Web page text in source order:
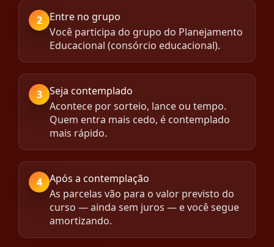
2
Entre no grupo
Você participa do grupo do Planejamento
Educacional (consórcio educacional).
3 Seja contemplado
Acontece por sorteio, lance ou tempo.
Quem entra mais cedo, é contemplado
mais rápido.
4 Após a contemplação
As parcelas vão para o valor previsto do
curso — ainda sem juros — e você segue
amortizando.